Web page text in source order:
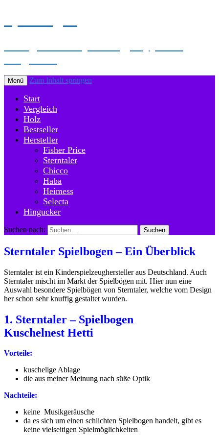
Menü Zum Inhalt springen
Start
Vergleich
Holz
Bestseller
Hersteller
Fisher Price
Sterntaler
Chicco
Haba
Heimess
Selecta
Hingucker
Suchen nach:
Sterntaler Spielbogen – Ein Überblick
Sterntaler ist ein Kinderspielzeughersteller aus Deutschland. Auch
Sterntaler mischt im Markt der Spielbögen mit. Hier nun eine
Auswahl besondere Spielbögen von Sterntaler, welche vom Design
her schon sehr knuffig gestaltet wurden.
1. Sterntaler – Spielbogen
Kuschelnest Hetti
Vorteile:
kuschelige Ablage
die aus meiner Meinung nach süße Optik
Nachteile:
keine Musikgeräusche
da es sich um einen schlichten Spielbogen handelt, gibt es
keine vielseitigen Spielmöglichkeiten